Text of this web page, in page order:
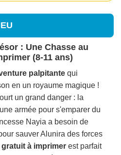
: Une Chasse au
(8-11 ans)
palpitante qui
en un royaume magique !
un grand danger : la
armée pour s'emparer du
Nayia a besoin de
sauver Alunira des forces
gratuit à imprimer est parfait